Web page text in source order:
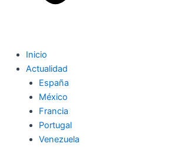
Inicio
Actualidad
España
México
Francia
Portugal
Venezuela